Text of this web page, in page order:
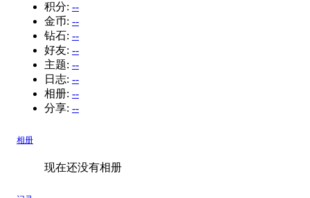
积分: --
金币: --
钻石: --
好友: --
主题: --
日志: --
相册: --
分享: --
相册
现在还没有相册